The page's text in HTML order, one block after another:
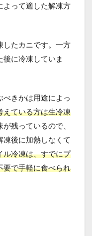
よって適した解凍方
したカニです。一方
に冷凍していま
きかは用途によっ
えている方は生冷凍
残っているので、
凍後に加熱しなくて
ル冷凍は、すでにプ
要で手軽に食べられ